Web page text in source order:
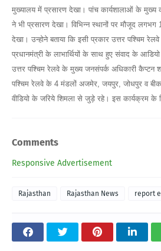
मुख्यालय में प्रसारण देखा। पांच कार्यशालाओं के मुख्य
ने भी प्रसारण देखा। विभिन्न स्थानों पर मौजूद लगभग
देखा। उन्होने बताया कि इसी प्रकार उत्तर पश्चिम
प्रधानमंत्री के लाभार्थियों के साथ हुए संवाद के
उत्तर पश्चिम रेलवे के मुख्य जनसंपर्क अधिकारी कैप्टन
पश्चिम रेलवे के 4 मंडलों अजमेर, जयपुर, जोधपुर व
वीडियो के जरिये शिमला से जुड़े रहे। इस कार्यक्रम के
Comments
Responsive Advertisement
Rajasthan Rajasthan News report